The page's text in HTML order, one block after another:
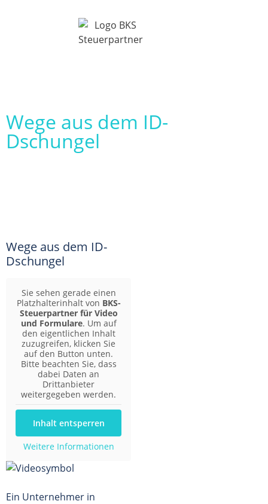
Wege aus dem ID-
Dschungel
Wege aus dem ID-
Dschungel
Sie sehen gerade einen
Platzhalterinhalt von BKS-
Steuerpartner für Video
und Formulare. Um auf
den eigentlichen Inhalt
zuzugreifen, klicken Sie
auf den Button unten.
Bitte beachten Sie, dass
dabei Daten an
Drittanbieter
weitergegeben werden.
Inhalt entsperren
Weitere Informationen
Ein Unternehmer in